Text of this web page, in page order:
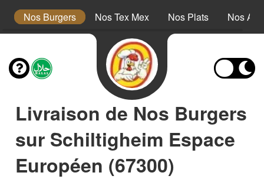
Nos Burgers Nos Tex Mex Nos Plats Nos
Livraison de Nos Burgers
sur Schiltigheim Espace
Européen (67300)